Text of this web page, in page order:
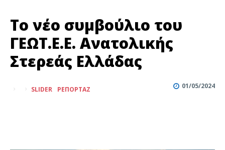
Το νέο συμβούλιο του
ΓΕΩΤ.Ε.Ε. Ανατολικής
Στερεάς Ελλάδας
01/05/2024
SLIDER ΡΕΠΟΡΤΆΖ